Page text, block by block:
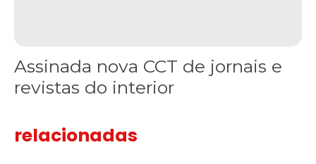
Assinada nova CCT de jornais e
revistas do interior
relacionadas